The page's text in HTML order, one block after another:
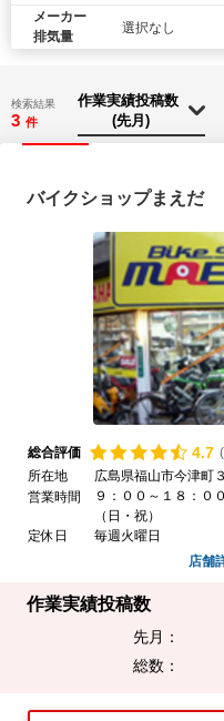
メーカー
排気量
選択なし
検索結果
3 件
バイクショップまえだ
総合評価 4.7 (
所在地
広島県福山市今津町
営業時間
９：００～１８：０
（日・祝）
定休日
毎週火曜日
店舗
作業実績投稿数
先月：
総数：